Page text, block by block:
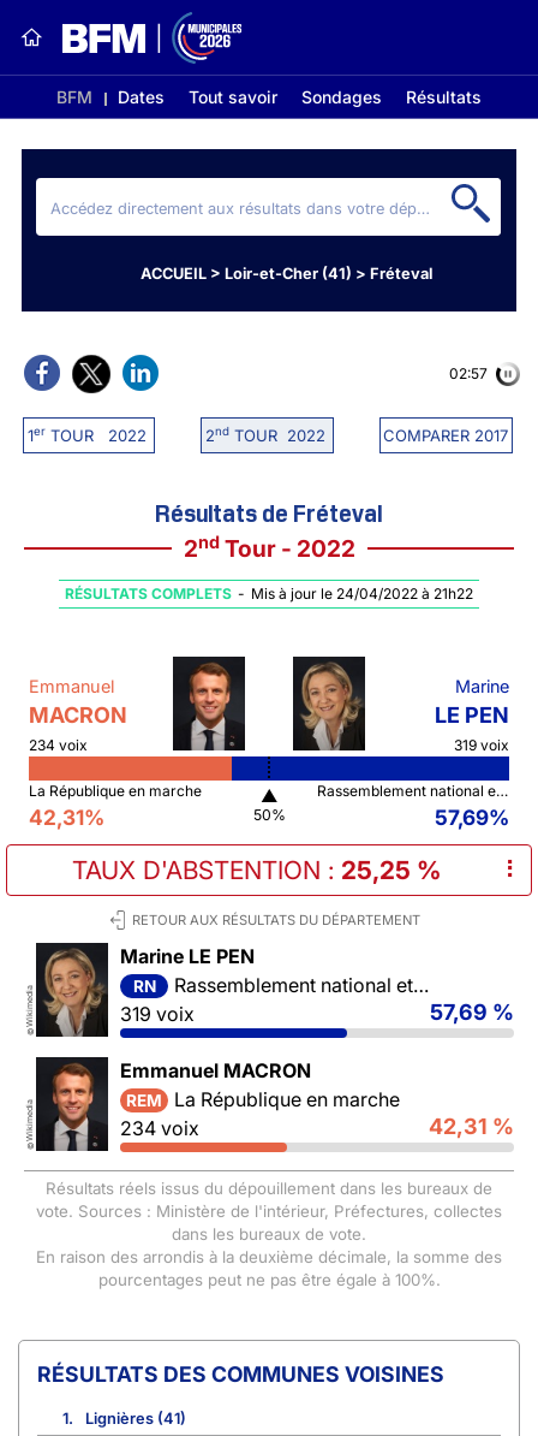
BFM Dates Tout savoir Sondages Résultats
ACCUEIL> Loir-et-Cher (41) > Fréteval
1erTOUR 2022 2ndTOUR 2022 COMPARER 2017
02:56
Résultats de Fréteval
2ndTour - 2022
RÉSULTATS COMPLETS - Mis à jour le 24/04/2022 à 21h22
Emmanuel
MACRON
234 voix
Marine
LE PEN
319 voix
La République en marche
42,31%
▲
50%
Rassemblement national et ses alliés
57,69%
TAUX D'ABSTENTION : 25,25 % ⠇
RETOUR AUX RÉSULTATS DU DÉPARTEMENT
©
Wikimedia
Marine LE PEN
RN
Rassemblement national et ses alliés
319 voix
57,69 %
©
Wikimedia
Emmanuel MACRON
REM
La République en marche
234 voix
42,31 %
Résultats réels issus du dépouillement dans les bureaux de
vote. Sources : Ministère de l'intérieur, Préfectures, collectes
dans les bureaux de vote.
En raison des arrondis à la deuxième décimale, la somme des
pourcentages peut ne pas être égale à 100%.
COMMUNES VOISINES
1.
Lignières (41)